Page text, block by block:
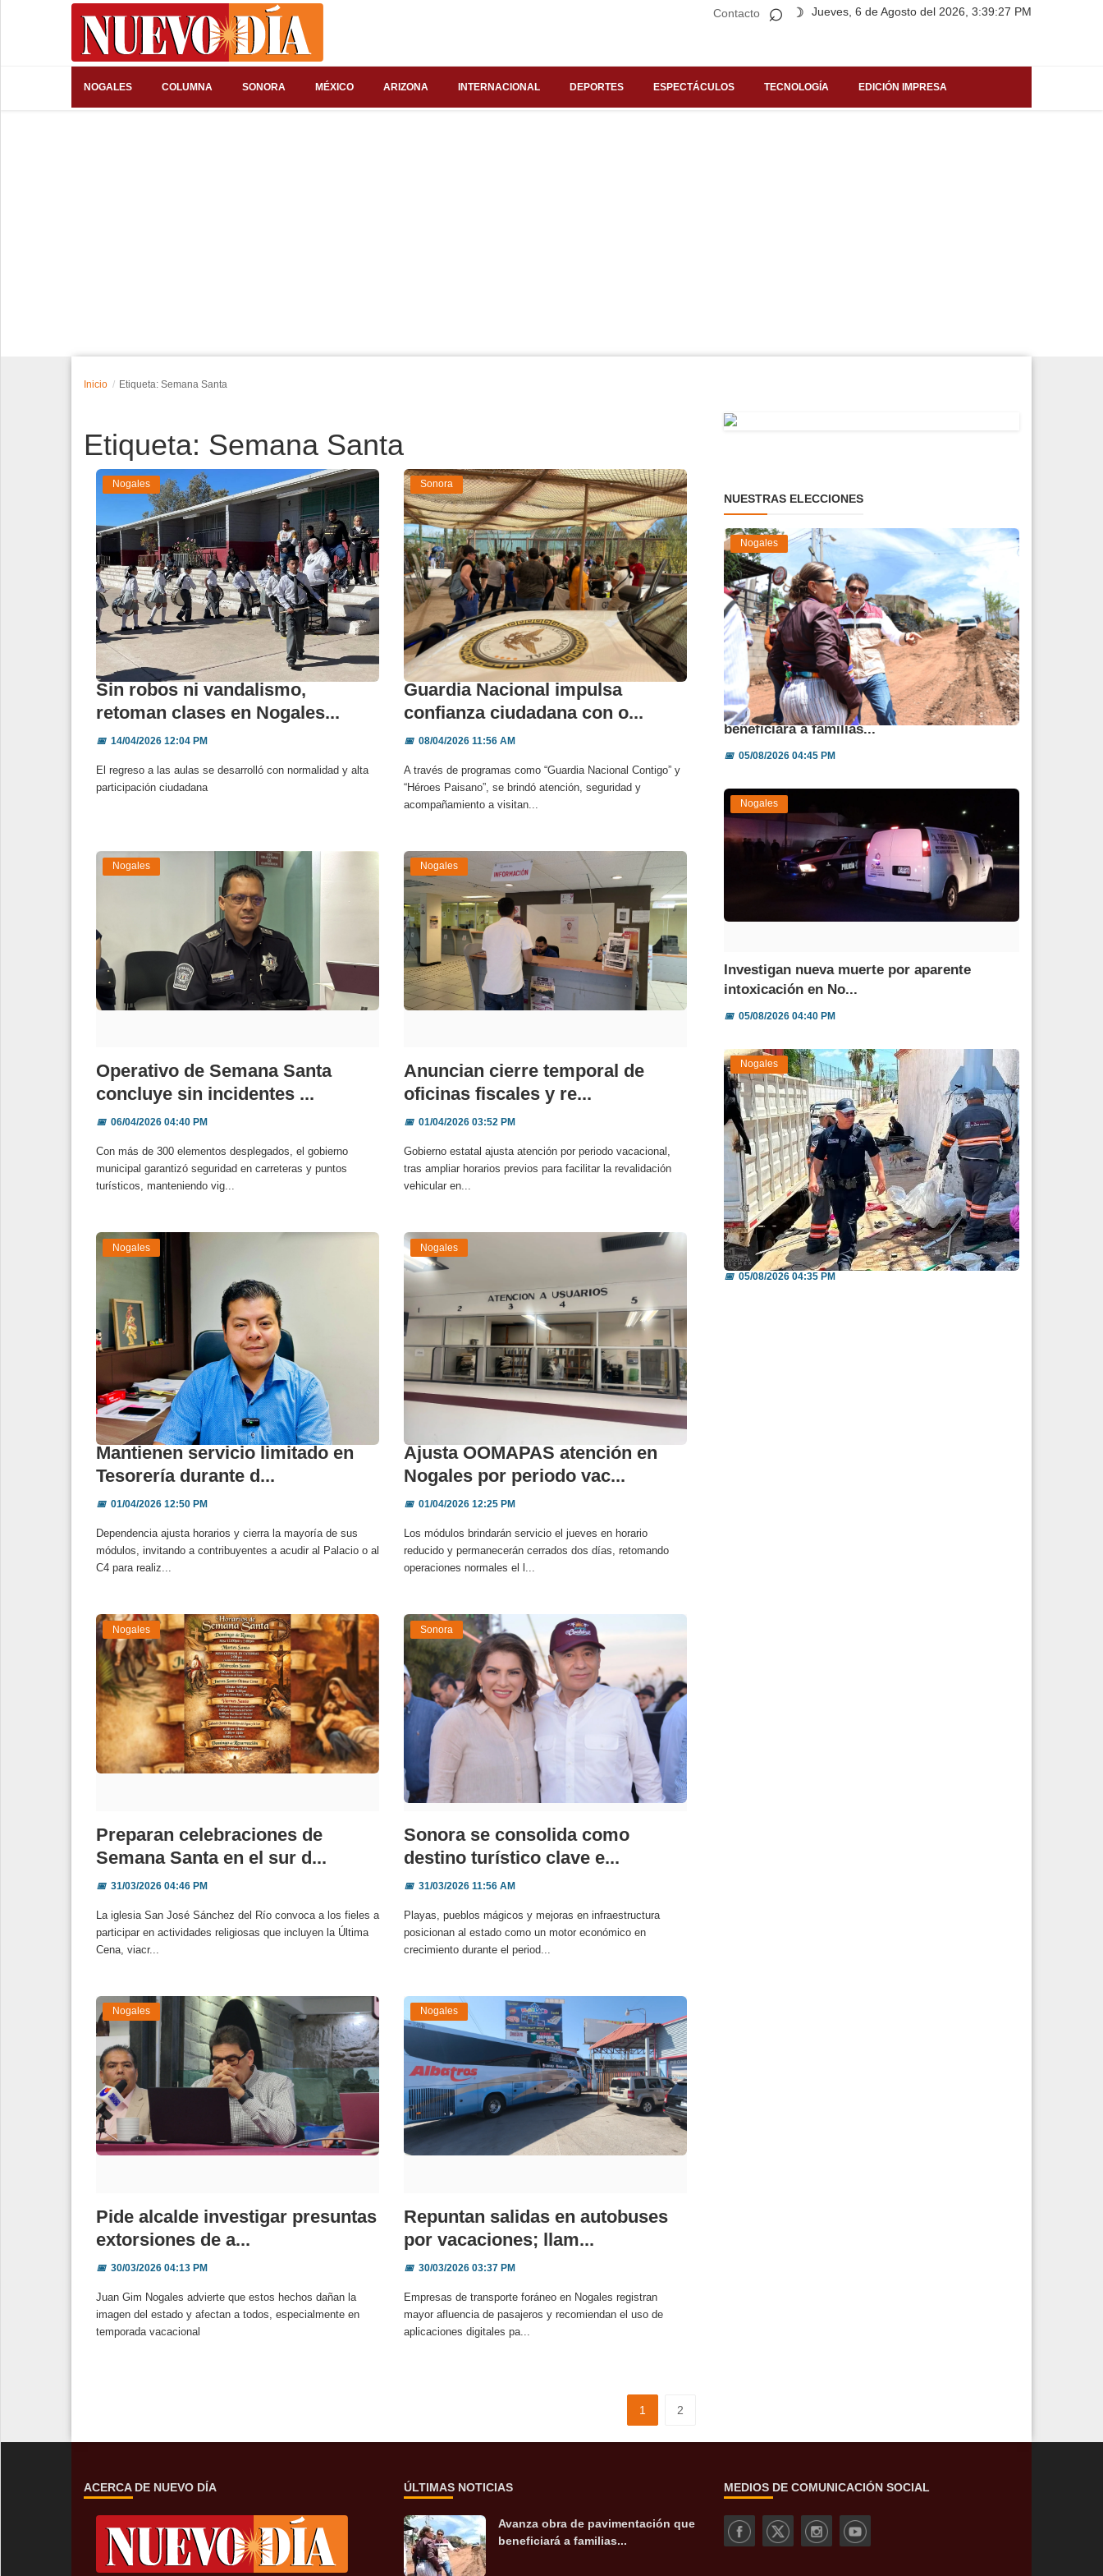
Contacto Jueves, 6 de Agosto del 2026, 3:39:27 PM
⌕ ☽
NOGALES COLUMNA SONORA MÉXICO ARIZONA INTERNACIONAL DEPORTES ESPECTÁCULOS TECNOLOGÍA EDICIÓN IMPRESA
Inicio Etiqueta: Semana Santa
Etiqueta: Semana Santa
Nogales
Sin robos ni vandalismo,
retoman clases en Nogales...
📅14/04/2026 12:04 PM
El regreso a las aulas se desarrolló con normalidad y alta
participación ciudadana
Sonora
Guardia Nacional impulsa
confianza ciudadana con o...
📅08/04/2026 11:56 AM
A través de programas como “Guardia Nacional Contigo” y
“Héroes Paisano”, se brindó atención, seguridad y
acompañamiento a visitan...
Nogales
Operativo de Semana Santa
concluye sin incidentes ...
📅06/04/2026 04:40 PM
Con más de 300 elementos desplegados, el gobierno
municipal garantizó seguridad en carreteras y puntos
turísticos, manteniendo vig...
Nogales
Anuncian cierre temporal de
oficinas fiscales y re...
📅01/04/2026 03:52 PM
Gobierno estatal ajusta atención por periodo vacacional,
tras ampliar horarios previos para facilitar la revalidación
vehicular en...
Nogales
Mantienen servicio limitado en
Tesorería durante d...
📅01/04/2026 12:50 PM
Dependencia ajusta horarios y cierra la mayoría de sus
módulos, invitando a contribuyentes a acudir al Palacio o al
C4 para realiz...
Nogales
Ajusta OOMAPAS atención en
Nogales por periodo vac...
📅01/04/2026 12:25 PM
Los módulos brindarán servicio el jueves en horario
reducido y permanecerán cerrados dos días, retomando
operaciones normales el l...
Nogales
Preparan celebraciones de
Semana Santa en el sur d...
📅31/03/2026 04:46 PM
La iglesia San José Sánchez del Río convoca a los fieles a
participar en actividades religiosas que incluyen la Última
Cena, viacr...
Sonora
Sonora se consolida como
destino turístico clave e...
📅31/03/2026 11:56 AM
Playas, pueblos mágicos y mejoras en infraestructura
posicionan al estado como un motor económico en
crecimiento durante el period...
Nogales
Pide alcalde investigar presuntas
extorsiones de a...
📅30/03/2026 04:13 PM
Juan Gim Nogales advierte que estos hechos dañan la
imagen del estado y afectan a todos, especialmente en
temporada vacacional
Nogales
Repuntan salidas en autobuses
por vacaciones; llam...
📅30/03/2026 03:37 PM
Empresas de transporte foráneo en Nogales registran
mayor afluencia de pasajeros y recomiendan el uso de
aplicaciones digitales pa...
1 2
NUESTRAS ELECCIONES
Nogales
Avanza obra de pavimentación que
beneficiará a familias...
📅05/08/2026 04:45 PM
Nogales
Investigan nueva muerte por aparente
intoxicación en No...
📅05/08/2026 04:40 PM
Nogales
Invitan a reportar espacios públicos
invadidos a través...
📅05/08/2026 04:35 PM
ACERCA DE NUEVO DÍA ÚLTIMAS NOTICIAS
Avanza obra de pavimentación que
beneficiará a familias...
MEDIOS DE COMUNICACIÓN SOCIAL